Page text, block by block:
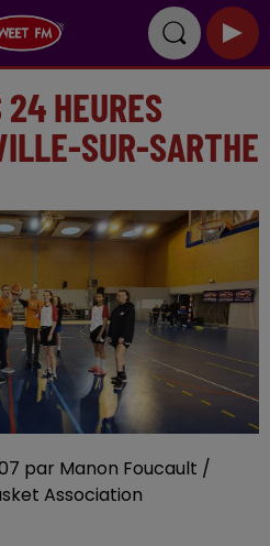
24 HEURES
SUR-SARTHE
par Manon Foucault /
Association